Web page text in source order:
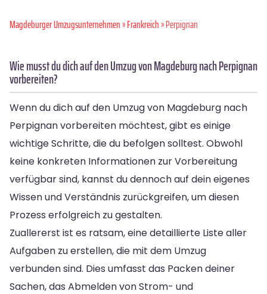
Magdeburger Umzugsunternehmen»Frankreich» Perpignan
Wie musst du dich auf den Umzug von Magdeburg nach Perpignan
vorbereiten?
Wenn du dich auf den Umzug von Magdeburg nach
Perpignan vorbereiten möchtest, gibt es einige
wichtige Schritte, die du befolgen solltest. Obwohl
keine konkreten Informationen zur Vorbereitung
verfügbar sind, kannst du dennoch auf dein eigenes
Wissen und Verständnis zurückgreifen, um diesen
Prozess erfolgreich zu gestalten.
Zuallererst ist es ratsam, eine detaillierte Liste aller
Aufgaben zu erstellen, die mit dem Umzug
verbunden sind. Dies umfasst das Packen deiner
Sachen, das Abmelden von Strom- und